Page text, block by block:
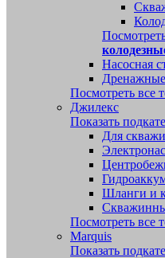
Насосная
Посмотреть все
Джилекс
Показать
Для
Шланги и
Посмотреть все
Marquis
Показать